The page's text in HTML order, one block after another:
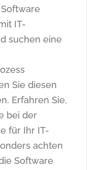
IT-
suchen eine
Sie diesen
Erfahren Sie,
bei der
für Ihr IT-
achten
Software